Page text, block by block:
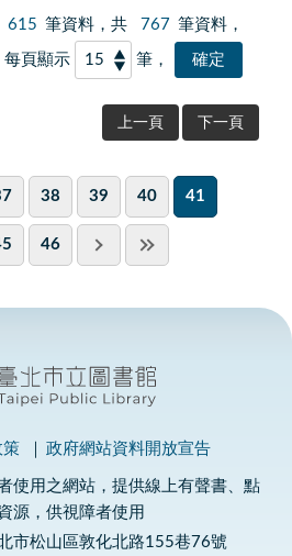
615 筆資料，共 767 筆資料，
每頁顯示 筆，
上一頁 下一頁
38 39 40 41
46
策 政府網站資料開放宣告
使用之網站，提供線上有聲書、點
源，供視障者使用
市松山區敦化北路155巷76號